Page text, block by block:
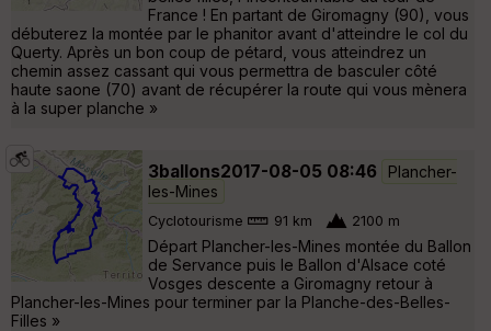
France ! En partant de Giromagny (90), vous
débuterez la montée par le phanitor avant d'atteindre le col du
Querty. Après un bon coup de pétard, vous atteindrez un
chemin assez cassant qui vous permettra de basculer côté
haute saone (70) avant de récupérer la route qui vous mènera
à la super planche »
3ballons2017-08-05 08:46
Plancher-
les-Mines
Cyclotourisme 91 km 2100 m
Départ Plancher-les-Mines montée du Ballon
de Servance puis le Ballon d'Alsace coté
Vosges descente a Giromagny retour à
Plancher-les-Mines pour terminer par la Planche-des-Belles-
Filles »